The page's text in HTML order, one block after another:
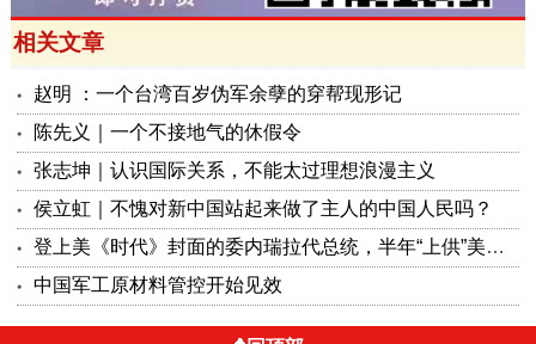
相关文章
赵明 ：一个台湾百岁伪军余孽的穿帮现形记
陈先义｜一个不接地气的休假令
张志坤｜认识国际关系，不能太过理想浪漫主义
侯立虹｜不愧对新中国站起来做了主人的中国人民吗？
登上美《时代》封面的委内瑞拉代总统，半年“上供”美国130亿美元
中国军工原材料管控开始见效